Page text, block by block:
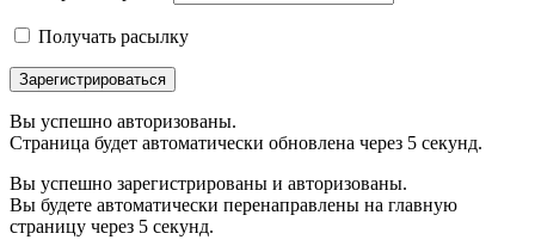
Получать расылку
Зарегистрироваться
Вы успешно авторизованы.
Страница будет автоматически обновлена через 5 секунд.
Вы успешно зарегистрированы и авторизованы.
Вы будете автоматически перенаправлены на главную
страницу через 5 секунд.